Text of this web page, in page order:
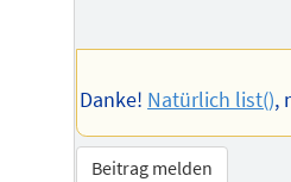
Danke! Natürlich list(),
Beitrag melden